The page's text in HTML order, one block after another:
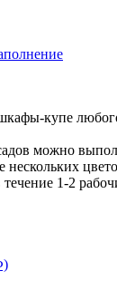
купе
можно
нескольких
течение 1-2